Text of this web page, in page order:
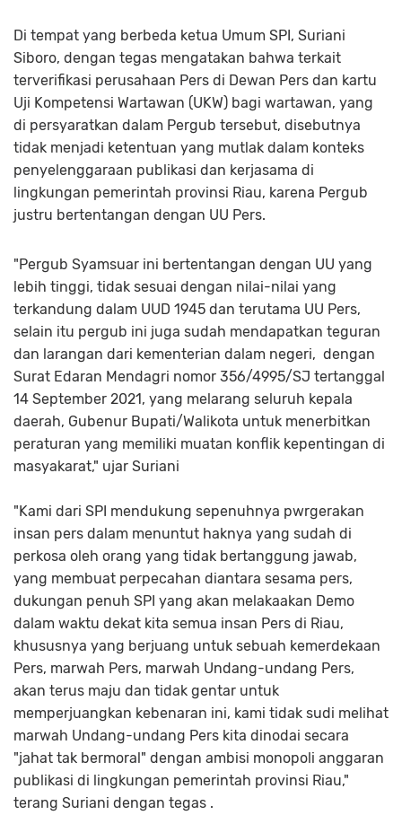
Di tempat yang berbeda ketua Umum SPI, Suriani
Siboro, dengan tegas mengatakan bahwa terkait
terverifikasi perusahaan Pers di Dewan Pers dan kartu
Uji Kompetensi Wartawan (UKW) bagi wartawan, yang
di persyaratkan dalam Pergub tersebut, disebutnya
tidak menjadi ketentuan yang mutlak dalam konteks
penyelenggaraan publikasi dan kerjasama di
lingkungan pemerintah provinsi Riau, karena Pergub
justru bertentangan dengan UU Pers.
"Pergub Syamsuar ini bertentangan dengan UU yang
lebih tinggi, tidak sesuai dengan nilai-nilai yang
terkandung dalam UUD 1945 dan terutama UU Pers,
selain itu pergub ini juga sudah mendapatkan teguran
dan larangan dari kementerian dalam negeri, dengan
Surat Edaran Mendagri nomor 356/4995/SJ tertanggal
14 September 2021, yang melarang seluruh kepala
daerah, Gubenur Bupati/Walikota untuk menerbitkan
peraturan yang memiliki muatan konflik kepentingan di
masyakarat," ujar Suriani
"Kami dari SPI mendukung sepenuhnya pwrgerakan
insan pers dalam menuntut haknya yang sudah di
perkosa oleh orang yang tidak bertanggung jawab,
yang membuat perpecahan diantara sesama pers,
dukungan penuh SPI yang akan melakaakan Demo
dalam waktu dekat kita semua insan Pers di Riau,
khususnya yang berjuang untuk sebuah kemerdekaan
Pers, marwah Pers, marwah Undang-undang Pers,
akan terus maju dan tidak gentar untuk
memperjuangkan kebenaran ini, kami tidak sudi melihat
marwah Undang-undang Pers kita dinodai secara
"jahat tak bermoral" dengan ambisi monopoli anggaran
publikasi di lingkungan pemerintah provinsi Riau,"
terang Suriani dengan tegas .